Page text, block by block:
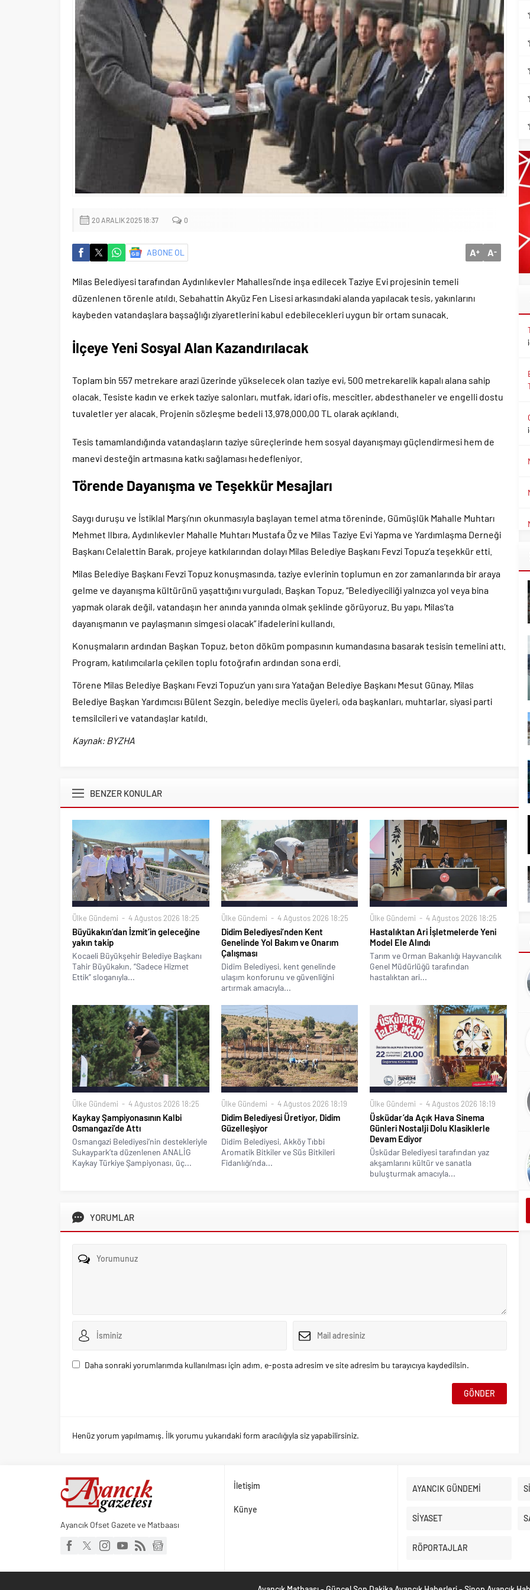
20 ARALIK 2025 18:37 0
ABONE OL A+ A-
Milas Belediyesi tarafından Aydınlıkevler Mahallesi’nde inşa edilecek Taziye Evi projesinin temeli
düzenlenen törenle atıldı. Sebahattin Akyüz Fen Lisesi arkasındaki alanda yapılacak tesis, yakınlarını
kaybeden vatandaşlara başsağlığı ziyaretlerini kabul edebilecekleri uygun bir ortam sunacak.
İlçeye Yeni Sosyal Alan Kazandırılacak
Toplam bin 557 metrekare arazi üzerinde yükselecek olan taziye evi, 500 metrekarelik kapalı alana sahip
olacak. Tesiste kadın ve erkek taziye salonları, mutfak, idari ofis, mescitler, abdesthaneler ve engelli dostu
tuvaletler yer alacak. Projenin sözleşme bedeli 13.978.000,00 TL olarak açıklandı.
Tesis tamamlandığında vatandaşların taziye süreçlerinde hem sosyal dayanışmayı güçlendirmesi hem de
manevi desteğin artmasına katkı sağlaması hedefleniyor.
Törende Dayanışma ve Teşekkür Mesajları
Saygı duruşu ve İstiklal Marşı’nın okunmasıyla başlayan temel atma töreninde, Gümüşlük Mahalle Muhtarı
Mehmet Ilbıra, Aydınlıkevler Mahalle Muhtarı Mustafa Öz ve Milas Taziye Evi Yapma ve Yardımlaşma Derneği
Başkanı Celalettin Barak, projeye katkılarından dolayı Milas Belediye Başkanı Fevzi Topuz’a teşekkür etti.
Milas Belediye Başkanı Fevzi Topuz konuşmasında, taziye evlerinin toplumun en zor zamanlarında bir araya
gelme ve dayanışma kültürünü yaşattığını vurguladı. Başkan Topuz, “Belediyeciliği yalnızca yol veya bina
yapmak olarak değil, vatandaşın her anında yanında olmak şeklinde görüyoruz. Bu yapı, Milas’ta
dayanışmanın ve paylaşmanın simgesi olacak” ifadelerini kullandı.
Konuşmaların ardından Başkan Topuz, beton döküm pompasının kumandasına basarak tesisin temelini attı.
Program, katılımcılarla çekilen toplu fotoğrafın ardından sona erdi.
Törene Milas Belediye Başkanı Fevzi Topuz’un yanı sıra Yatağan Belediye Başkanı Mesut Günay, Milas
Belediye Başkan Yardımcısı Bülent Sezgin, belediye meclis üyeleri, oda başkanları, muhtarlar, siyasi parti
temsilcileri ve vatandaşlar katıldı.
Kaynak: BYZHA
BENZER KONULAR
Ülke Gündemi 4 Ağustos 2026 18:25
Büyükakın’dan İzmit’in geleceğine
yakın takip
Kocaeli Büyükşehir Belediye Başkanı
Tahir Büyükakın, “Sadece Hizmet
Ettik” sloganıyla...
Ülke Gündemi 4 Ağustos 2026 18:25
Didim Belediyesi’nden Kent
Genelinde Yol Bakım ve Onarım
Çalışması
Didim Belediyesi, kent genelinde
ulaşım konforunu ve güvenliğini
artırmak amacıyla...
Ülke Gündemi 4 Ağustos 2026 18:25
Hastalıktan Ari İşletmelerde Yeni
Model Ele Alındı
Tarım ve Orman Bakanlığı Hayvancılık
Genel Müdürlüğü tarafından
hastalıktan ari...
Ülke Gündemi 4 Ağustos 2026 18:25
Kaykay Şampiyonasının Kalbi
Osmangazi’de Attı
Osmangazi Belediyesi’nin destekleriyle
Sukaypark’ta düzenlenen ANALİG
Kaykay Türkiye Şampiyonası, üç...
Ülke Gündemi 4 Ağustos 2026 18:19
Didim Belediyesi Üretiyor, Didim
Güzelleşiyor
Didim Belediyesi, Akköy Tıbbi
Aromatik Bitkiler ve Süs Bitkileri
Fidanlığı’nda...
Ülke Gündemi 4 Ağustos 2026 18:19
Üsküdar’da Açık Hava Sinema
Günleri Nostalji Dolu Klasiklerle
Devam Ediyor
Üsküdar Belediyesi tarafından yaz
akşamlarını kültür ve sanatla
buluşturmak amacıyla...
YORUMLAR
Daha sonraki yorumlarımda kullanılması için adım, e-posta adresim ve site adresim bu tarayıcıya kaydedilsin.
Henüz yorum yapılmamış. İlk yorumu yukarıdaki form aracılığıyla siz yapabilirsiniz.
Ayancık Ofset Gazete ve Matbaası
İletişim
Künye
AYANCIK GÜNDEMİ
SİYASET
RÖPORTAJLAR